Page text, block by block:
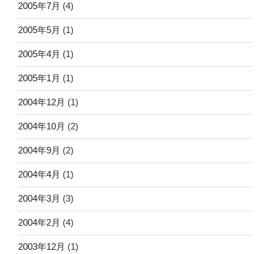
2005年7月 (4)
2005年5月 (1)
2005年4月 (1)
2005年1月 (1)
2004年12月 (1)
2004年10月 (2)
2004年9月 (2)
2004年4月 (1)
2004年3月 (3)
2004年2月 (4)
2003年12月 (1)